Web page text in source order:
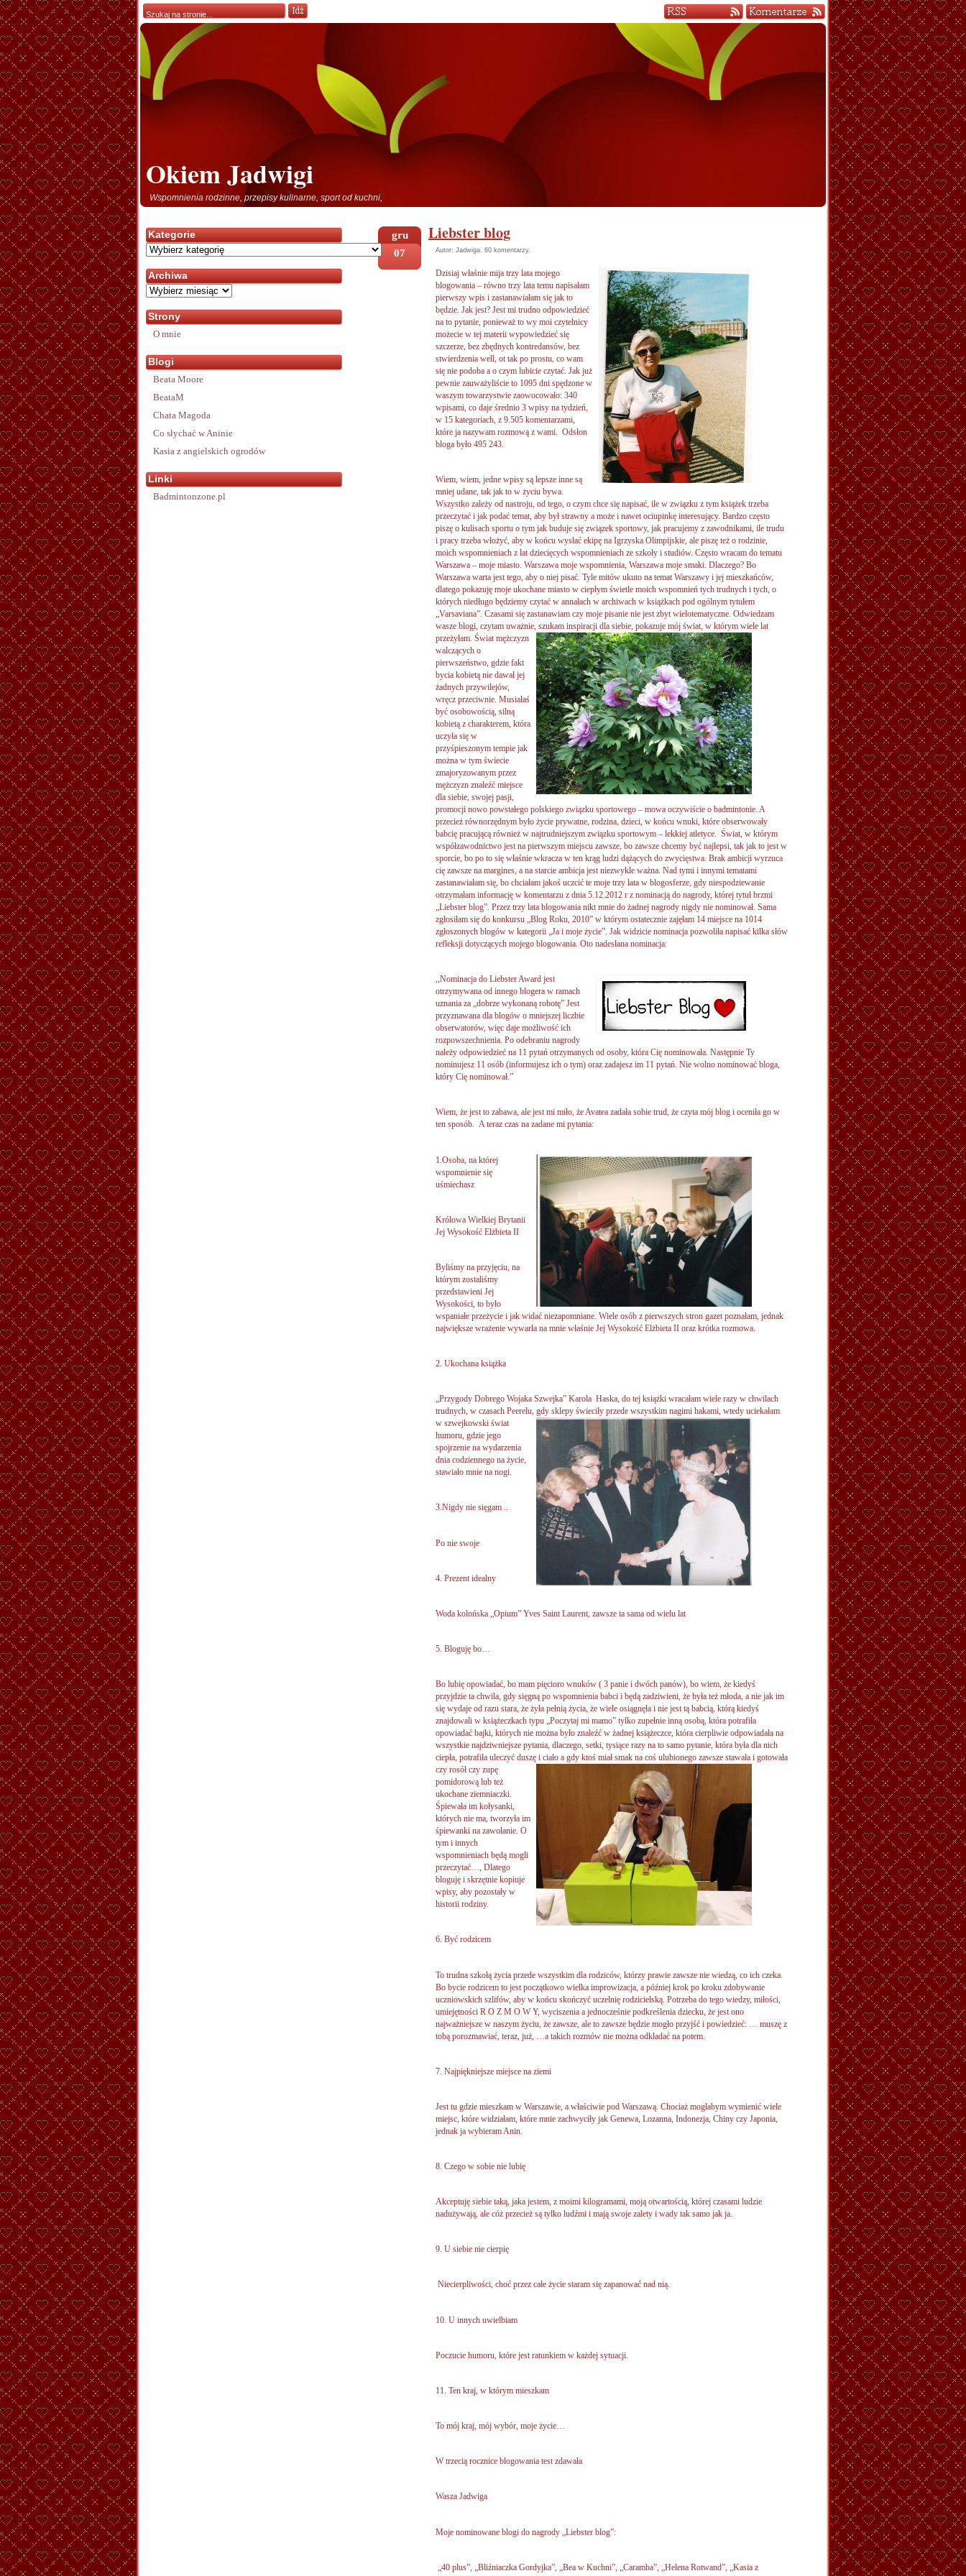
Okiem Jadwigi
Wspomnienia rodzinne, przepisy kulinarne, sport od kuchni,
gru
07
Liebster blog
Autor: Jadwiga. 60 komentarzy.
Dzisiaj właśnie mija trzy lata mojego
blogowania – równo trzy lata temu napisałam
pierwszy wpis i zastanawiałam się jak to
będzie. Jak jest? Jest mi trudno odpowiedzieć
na to pytanie, ponieważ to wy moi czytelnicy
możecie w tej materii wypowiedzieć się
szczerze, bez zbędnych kontredansów, bez
stwierdzenia well, ot tak po prostu, co wam
się nie podoba a o czym lubicie czytać. Jak już
pewnie zauważyliście to 1095 dni spędzone w
waszym towarzystwie zaowocowało: 340
wpisami, co daje średnio 3 wpisy na tydzień,
w 15 kategoriach, z 9.505 komentarzami,
które ja nazywam rozmową z wami. Odsłon
bloga było 495 243.
Wiem, wiem, jedne wpisy są lepsze inne są
mniej udane, tak jak to w życiu bywa.
Wszystko zależy od nastroju, od tego, o czym chce się napisać, ile w związku z tym książek trzeba
przeczytać i jak podać temat, aby był strawny a może i nawet ociupinkę interesujący. Bardzo często
piszę o kulisach sportu o tym jak buduje się związek sportowy, jak pracujemy z zawodnikami, ile trudu
i pracy trzeba włożyć, aby w końcu wysłać ekipę na Igrzyska Olimpijskie, ale piszę też o rodzinie,
moich wspomnieniach z lat dziecięcych wspomnieniach ze szkoły i studiów. Często wracam do tematu
Warszawa – moje miasto. Warszawa moje wspomnienia, Warszawa moje smaki. Dlaczego? Bo
Warszawa warta jest tego, aby o niej pisać. Tyle mitów ukuto na temat Warszawy i jej mieszkańców,
dlatego pokazuję moje ukochane miasto w ciepłym świetle moich wspomnień tych trudnych i tych, o
których niedługo będziemy czytać w annałach w archiwach w książkach pod ogólnym tytułem
„Varsaviana”. Czasami się zastanawiam czy moje pisanie nie jest zbyt wielotematyczne. Odwiedzam
wasze blogi, czytam uważnie, szukam inspiracji dla siebie, pokazuje mój świat, w którym wiele lat
przeżyłam. Świat mężczyzn
walczących o
pierwszeństwo, gdzie fakt
bycia kobietą nie dawał jej
żadnych przywilejów,
wręcz przeciwnie. Musiałaś
być osobowością, silną
kobietą z charakterem, która
uczyła się w
przyśpieszonym tempie jak
można w tym świecie
zmajoryzowanym przez
mężczyzn znaleźć miejsce
dla siebie, swojej pasji,
promocji nowo powstałego polskiego związku sportowego – mowa oczywiście o badmintonie. A
przecież równorzędnym było życie prywatne, rodzina, dzieci, w końcu wnuki, które obserwowały
babcię pracującą również w najtrudniejszym związku sportowym – lekkiej atletyce. Świat, w którym
współzawodnictwo jest na pierwszym miejscu zawsze, bo zawsze chcemy być najlepsi, tak jak to jest w
sporcie, bo po to się właśnie wkracza w ten krąg ludzi dążących do zwycięstwa. Brak ambicji wyrzuca
cię zawsze na margines, a na starcie ambicja jest niezwykle ważna. Nad tymi i innymi tematami
zastanawiałam się, bo chciałam jakoś uczcić te moje trzy lata w blogosferze, gdy niespodziewanie
otrzymałam informację w komentarzu z dnia 5.12.2012 r z nominacją do nagrody, której tytuł brzmi
„Liebster blog”. Przez trzy lata blogowania nikt mnie do żadnej nagrody nigdy nie nominował. Sama
zgłosiłam się do konkursu „Blog Roku, 2010” w którym ostatecznie zajęłam 14 miejsce na 1014
zgłoszonych blogów w kategorii „Ja i moje życie”. Jak widzicie nominacja pozwoliła napisać kilka słów
refleksji dotyczących mojego blogowania. Oto nadesłana nominacja:
,,Nominacja do Liebster Award jest
otrzymywana od innego blogera w ramach
uznania za „dobrze wykonaną robotę” Jest
przyznawana dla blogów o mniejszej liczbie
obserwatorów, więc daje możliwość ich
rozpowszechnienia. Po odebraniu nagrody
należy odpowiedzieć na 11 pytań otrzymanych od osoby, która Cię nominowała. Następnie Ty
nominujesz 11 osób (informujesz ich o tym) oraz zadajesz im 11 pytań. Nie wolno nominować bloga,
który Cię nominował.”
Wiem, że jest to zabawa, ale jest mi miło, że Avatea zadała sobie trud, że czyta mój blog i oceniła go w
ten sposób. A teraz czas na zadane mi pytania:
1. Osoba, na której
wspomnienie się
uśmiechasz
Królowa Wielkiej Brytanii
Jej Wysokość Elżbieta II
Byliśmy na przyjęciu, na
którym zostaliśmy
przedstawieni Jej
Wysokości, to było
wspaniałe przeżycie i jak widać niezapomniane. Wiele osób z pierwszych stron gazet poznałam, jednak
największe wrażenie wywarła na mnie właśnie Jej Wysokość Elżbieta II oraz krótka rozmowa.
2. Ukochana książka
„Przygody Dobrego Wojaka Szwejka” Karola Haska, do tej książki wracałam wiele razy w chwilach
trudnych, w czasach Peerelu, gdy sklepy świeciły przede wszystkim nagimi hakami, wtedy uciekałam
w szwejkowski świat
humoru, gdzie jego
spojrzenie na wydarzenia
dnia codziennego na życie,
stawiało mnie na nogi.
3.Nigdy nie sięgam ..
Po nie swoje
4. Prezent idealny
Woda kolońska „Opium” Yves Saint Laurent, zawsze ta sama od wielu lat
5. Bloguję bo…
Bo lubię opowiadać, bo mam pięcioro wnuków ( 3 panie i dwóch panów), bo wiem, że kiedyś
przyjdzie ta chwila, gdy sięgną po wspomnienia babci i będą zadziwieni, że była też młoda, a nie jak im
się wydaje od razu stara, że żyła pełnią życia, że wiele osiągnęła i nie jest tą babcią, którą kiedyś
znajdowali w książeczkach typu „Poczytaj mi mamo” tylko zupełnie inną osobą, która potrafiła
opowiadać bajki, których nie można było znaleźć w żadnej książeczce, która cierpliwie odpowiadała na
wszystkie najdziwniejsze pytania, dlaczego, setki, tysiące razy na to samo pytanie, która była dla nich
ciepła, potrafiła uleczyć duszę i ciało a gdy ktoś miał smak na coś ulubionego zawsze stawała i gotowała
czy rosół czy zupę
pomidorową lub też
ukochane ziemniaczki.
Śpiewała im kołysanki,
których nie ma, tworzyła im
śpiewanki na zawołanie. O
tym i innych
wspomnieniach będą mogli
przeczytać…, Dlatego
bloguję i skrzętnie kopiuje
wpisy, aby pozostały w
historii rodziny.
6. Być rodzicem
To trudna szkołą życia przede wszystkim dla rodziców, którzy prawie zawsze nie wiedzą, co ich czeka.
Bo bycie rodzicem to jest początkowo wielka improwizacja, a później krok po kroku zdobywanie
uczniowskich szlifów, aby w końcu skończyć uczelnię rodzicielską. Potrzeba do tego wiedzy, miłości,
umiejętności R O Z M O W Y, wyciszenia a jednocześnie podkreślenia dziecku, że jest ono
najważniejsze w naszym życiu, że zawsze, ale to zawsze będzie mogło przyjść i powiedzieć: … muszę z
tobą porozmawiać, teraz, już, …a takich rozmów nie można odkładać na potem.
7. Najpiękniejsze miejsce na ziemi
Jest tu gdzie mieszkam w Warszawie, a właściwie pod Warszawą. Chociaż mogłabym wymienić wiele
miejsc, które widziałam, które mnie zachwyciły jak Genewa, Lozanna, Indonezja, Chiny czy Japonia,
jednak ja wybieram Anin.
8. Czego w sobie nie lubię
Akceptuję siebie taką, jaka jestem, z moimi kilogramami, moją otwartością, której czasami ludzie
nadużywają, ale cóż przecież są tylko ludźmi i mają swoje zalety i wady tak samo jak ja.
9. U siebie nie cierpię
Niecierpliwości, choć przez całe życie staram się zapanować nad nią.
10. U innych uwielbiam
Poczucie humoru, które jest ratunkiem w każdej sytuacji.
11. Ten kraj, w którym mieszkam
To mój kraj, mój wybór, moje życie…
W trzecią rocznice blogowania test zdawała
Wasza Jadwiga
Moje nominowane blogi do nagrody „Liebster blog”:
„40 plus”, „Bliźniaczka Gordyjka”, „Bea w Kuchni”, „Caramba”, „Helena Rotwand”, „Kasia z
Kategorie
Kategorie
Archiwa
Archiwa
Strony
O mnie
Blogi
Beata Moore
BeataM
Chata Magoda
Co słychać w Aninie
Kasia z angielskich ogrodów
Linki
Badmintonzone.pl